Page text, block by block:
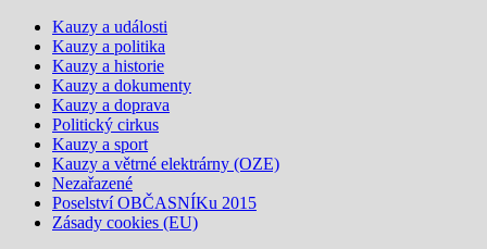
Kauzy a události
Kauzy a politika
Kauzy a historie
Kauzy a dokumenty
Kauzy a doprava
Politický cirkus
Kauzy a sport
Kauzy a větrné elektrárny (OZE)
Nezařazené
Poselství OBČASNÍKu 2015
Zásady cookies (EU)